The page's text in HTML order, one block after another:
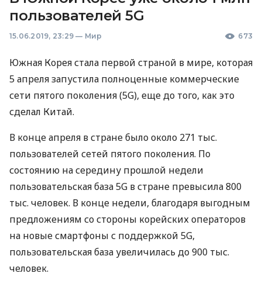
пользователей 5G
15.06.2019, 23:29 — Мир 673
Южная Корея стала первой страной в мире, которая
5 апреля запустила полноценные коммерческие
сети пятого поколения (5G), еще до того, как это
сделал Китай.
В конце апреля в стране было около 271 тыс.
пользователей сетей пятого поколения. По
состоянию на середину прошлой недели
пользовательская база 5G в стране превысила 800
тыс. человек. В конце недели, благодаря выгодным
предложениям со стороны корейских операторов
на новые смартфоны с поддержкой 5G,
пользовательская база увеличилась до 900 тыс.
человек.